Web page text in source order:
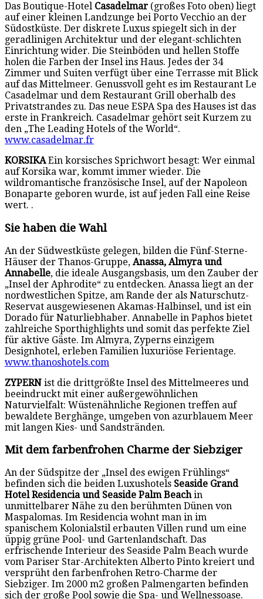
Das Boutique-Hotel Casadelmar (großes Foto oben) liegt
auf einer kleinen Landzunge bei Porto Vecchio an der
Südostküste. Der diskrete Luxus spiegelt sich in der
geradlinigen Architektur und der elegant-schlichten
Einrichtung wider. Die Steinböden und hellen Stoffe
holen die Farben der Insel ins Haus. Jedes der 34
Zimmer und Suiten verfügt über eine Terrasse mit Blick
auf das Mittelmeer. Genussvoll geht es im Restaurant Le
Casadelmar und dem Restaurant Grill oberhalb des
Privatstrandes zu. Das neue ESPA Spa des Hauses ist das
erste in Frankreich. Casadelmar gehört seit Kurzem zu
den „The Leading Hotels of the World“.
www.casadelmar.fr
KORSIKAEin korsisches Sprichwort besagt: Wer einmal
auf Korsika war, kommt immer wieder. Die
wildromantische französische Insel, auf der Napoleon
Bonaparte geboren wurde, ist auf jeden Fall eine Reise
wert. .
Sie haben die Wahl
An der Südwestküste gelegen, bilden die Fünf-Sterne-
Häuser der Thanos-Gruppe, Anassa, Almyra und
Annabelle, die ideale Ausgangsbasis, um den Zauber der
„Insel der Aphrodite“ zu entdecken. Anassa liegt an der
nordwestlichen Spitze, am Rande der als Naturschutz-
Reservat ausgewiesenen Akamas-Halbinsel, und ist ein
Dorado für Naturliebhaber. Annabelle in Paphos bietet
zahlreiche Sporthighlights und somit das perfekte Ziel
für aktive Gäste. Im Almyra, Zyperns einzigem
Designhotel, erleben Familien luxuriöse Ferientage.
www.thanoshotels.com
ZYPERN ist die drittgrößte Insel des Mittelmeeres und
beeindruckt mit einer außergewöhnlichen
Naturvielfalt: Wüstenähnliche Regionen treffen auf
bewaldete Berghänge, umgeben von azurblauem Meer
mit langen Kies- und Sandstränden.
Mit dem farbenfrohen Charme der Siebziger
An der Südspitze der „Insel des ewigen Frühlings“
befinden sich die beiden Luxushotels Seaside Grand
Hotel Residencia und Seaside Palm Beachin
unmittelbarer Nähe zu den berühmten Dünen von
Maspalomas. Im Residencia wohnt man in im
spanischem Kolonialstil erbauten Villen rund um eine
üppig grüne Pool- und Gartenlandschaft. Das
erfrischende Interieur des Seaside Palm Beach wurde
vom Pariser Star-Architekten Alberto Pinto kreiert und
versprüht den farbenfrohen Retro-Charme der
Siebziger. Im 2000 m2 großen Palmengarten befinden
sich der große Pool sowie die Spa- und Wellnessoase.